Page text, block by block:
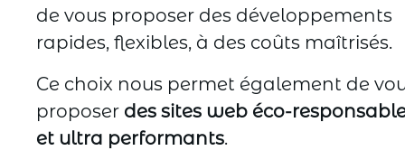
de vous proposer des développements
rapides, flexibles, à des coûts maîtrisés.
Ce choix nous permet également de
proposer des sites web éco-
et ultra performants.